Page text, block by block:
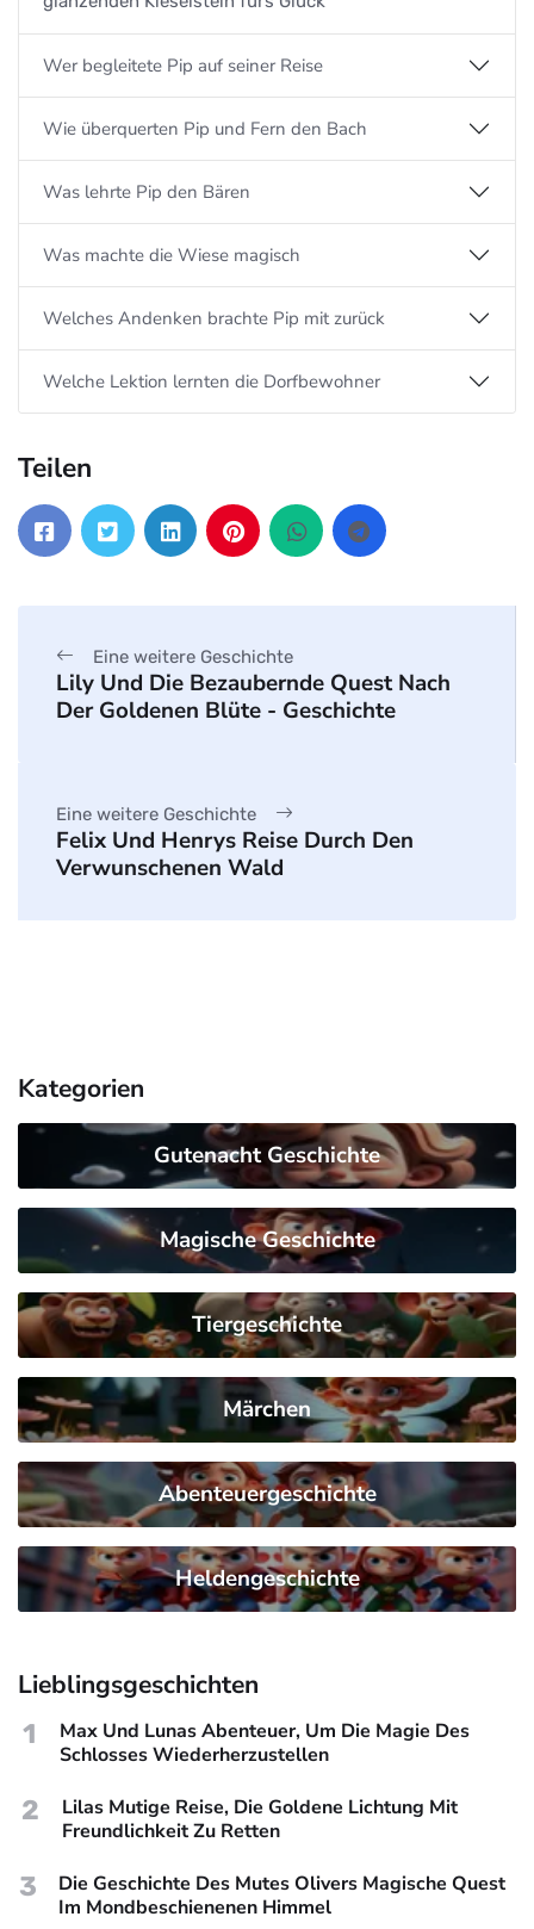
Wer begleitete Pip auf seiner Reise
Wie überquerten Pip und Fern den Bach
Was lehrte Pip den Bären
Was machte die Wiese magisch
Welches Andenken brachte Pip mit zurück
Welche Lektion lernten die Dorfbewohner
Teilen
Eine weitere Geschichte
Lily Und Die Bezaubernde Quest Nach
Der Goldenen Blüte - Geschichte
Eine weitere Geschichte
Felix Und Henrys Reise Durch Den
Verwunschenen Wald
Kategorien
Gutenacht Geschichte
Magische Geschichte
Tiergeschichte
Märchen
Abenteuergeschichte
Heldengeschichte
Lieblingsgeschichten
1
Max Und Lunas Abenteuer, Um Die Magie Des
Schlosses Wiederherzustellen
2
Lilas Mutige Reise, Die Goldene Lichtung Mit
Freundlichkeit Zu Retten
3
Die Geschichte Des Mutes Olivers Magische Quest
Im Mondbeschienenen Himmel